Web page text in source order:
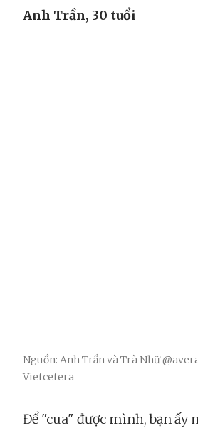
Anh Trần, 30 tuổi
Nguồn: Anh Trần và Trà Nhữ
Vietcetera
Để "cua" được mình, bạn ấy